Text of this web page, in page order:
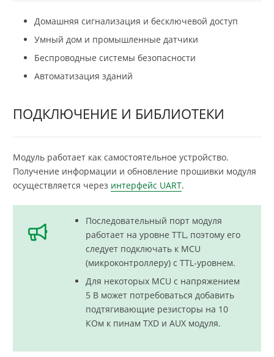
Домашняя сигнализация и бесключевой доступ
Умный дом и промышленные датчики
Беспроводные системы безопасности
Автоматизация зданий
ПОДКЛЮЧЕНИЕ И БИБЛИОТЕКИ
Модуль работает как самостоятельное устройство.
Получение информации и обновление прошивки модуля
осуществляется через интерфейс UART.
Последовательный порт модуля
работает на уровне TTL, поэтому его
следует подключать к MCU
(микроконтроллеру) с TTL-уровнем.
Для некоторых MCU с напряжением
5 В может потребоваться добавить
подтягивающие резисторы на 10
КОм к пинам TXD и AUX модуля.